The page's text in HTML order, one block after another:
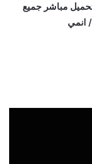
مباشر جميع